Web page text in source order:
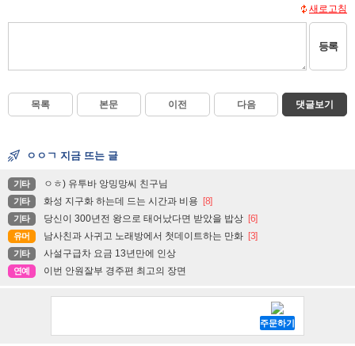
새로고침
등록
목록 본문 이전 다음 댓글보기
ㅇㅇㄱ 지금 뜨는 글
기타 ㅇㅎ) 유투바 앙밍망씨 친구님
기타 화성 지구화 하는데 드는 시간과 비용 [8]
기타 당신이 300년전 왕으로 태어났다면 받았을 밥상 [6]
유머 남사친과 사귀고 노래방에서 첫데이트하는 만화 [3]
기타 사설구급차 요금 13년만에 인상
연예 이번 안원잘부 경주편 최고의 장면